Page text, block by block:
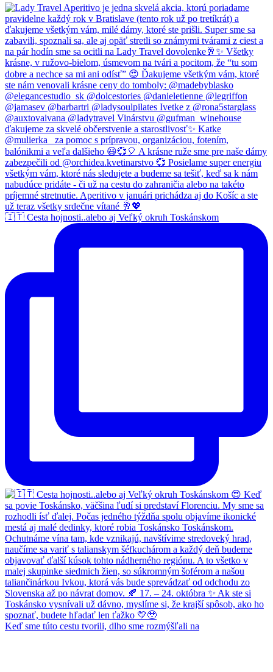
🇮🇹 Cesta hojnosti..alebo aj Veľký okruh Toskánskom
Keď sme túto cestu tvorili, dlho sme rozmýšľali na